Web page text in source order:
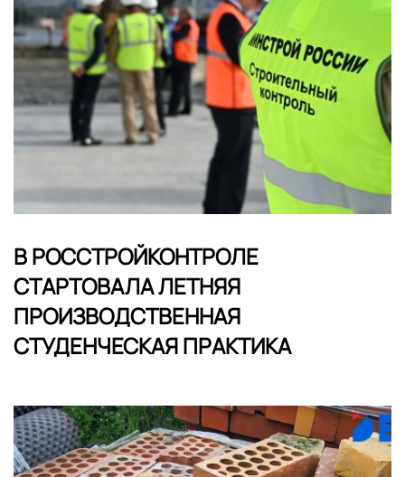
В РОССТРОЙКОНТРОЛЕ
СТАРТОВАЛА ЛЕТНЯЯ
ПРОИЗВОДСТВЕННАЯ
СТУДЕНЧЕСКАЯ ПРАКТИКА